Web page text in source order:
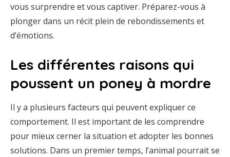
vous surprendre et vous captiver. Préparez-vous à
plonger dans un récit plein de rebondissements et
d’émotions.
Les différentes raisons qui
poussent un poney à mordre
Il y a plusieurs facteurs qui peuvent expliquer ce
comportement. Il est important de les comprendre
pour mieux cerner la situation et adopter les bonnes
solutions. Dans un premier temps, l’animal pourrait se